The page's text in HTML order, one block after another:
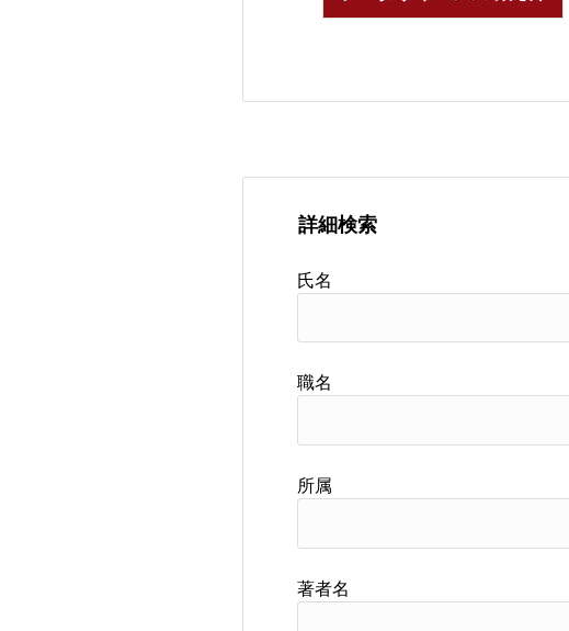
詳細検索
氏名
職名
所属
著者名